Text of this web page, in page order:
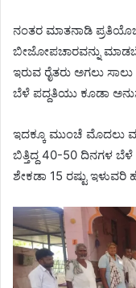
ನಂತರ ಮಾತನಾಡಿ
ಬೀಜೋಪಚಾರವನ್ನು
ಇರುವ ರೈತರು ಅಗಲು
ಬೆಳೆ ಪದ್ದತಿಯು ಕೂಡಾ
ಇದಕ್ಕೂ ಮುಂಚೆ ಮೊದಲು
ಬಿತ್ತಿದ್ದ 40-50 ದಿನಗಳ ಬೆಳೆ
ಶೇಕಡಾ 15 ರಷ್ಟು ಇಳುವರಿ